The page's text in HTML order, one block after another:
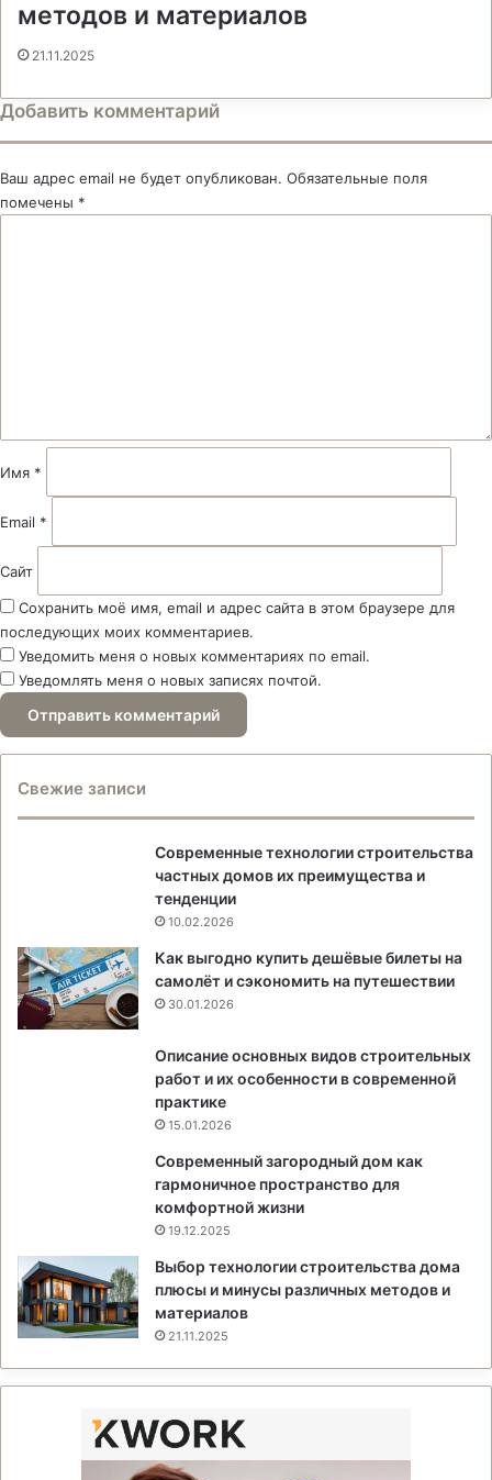
методов и материалов
21.11.2025
Добавить комментарий
Ваш адрес email не будет опубликован. Обязательные поля
помечены *
и
й
Имя *
Email *
Сайт
Сохранить моё имя, email и адрес сайта в этом браузере для
последующих моих комментариев.
Уведомить меня о новых комментариях по email.
Уведомлять меня о новых записях почтой.
Свежие записи
Современные технологии строительства
частных домов их преимущества и
тенденции
10.02.2026
Как выгодно купить дешёвые билеты на
самолёт и сэкономить на путешествии
30.01.2026
Описание основных видов строительных
работ и их особенности в современной
практике
15.01.2026
Современный загородный дом как
гармоничное пространство для
комфортной жизни
19.12.2025
Выбор технологии строительства дома
плюсы и минусы различных методов и
материалов
21.11.2025